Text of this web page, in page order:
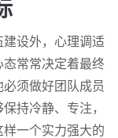
设外，心理调适
常常决定着最终
须做好团队成员
持冷静、专注，
一个实力强大的